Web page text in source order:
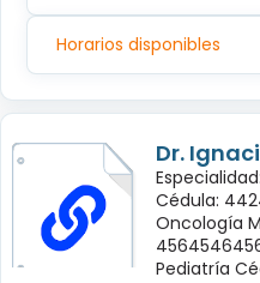
Horarios disponibles
Dr.
Cédula:
Oncología
Pediatría